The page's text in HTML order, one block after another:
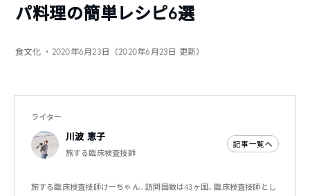
パ料理の簡単レシピ6選
食文化 ・2020年6月23日（2020年6月23日 更新）
ライター
川波 恵子
旅する臨床検査技師
記事一覧へ
旅する臨床検査技師けーちゃん。訪問国数は43ヶ国。臨床検査技師とし